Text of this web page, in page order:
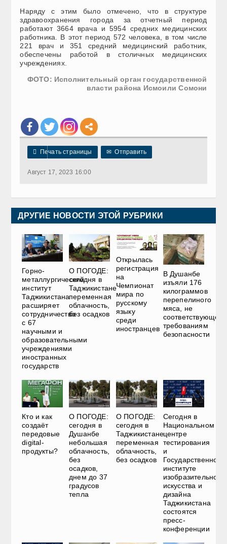
Наряду с этим было отмечено, что в структуре
здравоохранения города за отчетный период
работают 3664 врача и 5954 средних медицинских
работника. В этот период 572 человека, в том числе
221 врач и 351 средний медицинский работник,
обеспечены работой в столичных медицинских
учреждениях.
ФОТО: Исполнительный орган государственной
власти района Исмоили Сомони
 Печать страницы ✉ Отправить
Август 17, 2023 16:00
ДРУГИЕ НОВОСТИ ЭТОЙ РУБРИКИ
Горно-
металлургический
институт
Таджикистана
расширяет
сотрудничество
с 67
научными и
образовательными
учреждениями
иностранных
государств
О ПОГОДЕ:
сегодня в
Таджикистане
переменная
облачность,
без осадков
Открылась
регистрация
на
Чемпионат
мира по
русскому
языку
среди
иностранцев
В Душанбе
изъяли 176
килограммов
перепелиного
мяса, не
соответствующего
требованиям
безопасности
Кто и как
создаёт
передовые
digital-
продукты?
О ПОГОДЕ:
сегодня в
Душанбе
небольшая
облачность,
без
осадков,
днем до 37
градусов
тепла
О ПОГОДЕ:
сегодня в
Таджикистане
переменная
облачность,
без осадков
Сегодня в
Национальном
центре
тестирования
и
Государственном
институте
изобразительного
искусства и
дизайна
Таджикистана
состоятся
пресс-
конференции